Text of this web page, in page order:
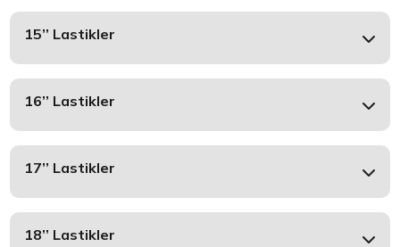
15’’ Lastikler
16’’ Lastikler
17’’ Lastikler
18’’ Lastikler